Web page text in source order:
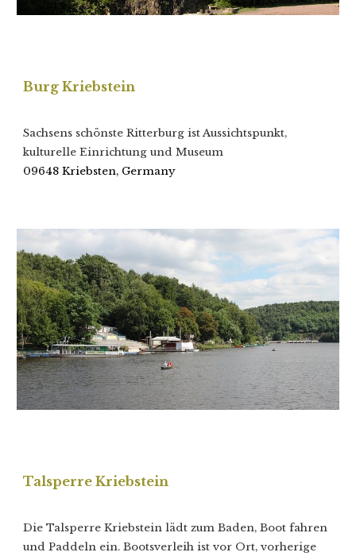
Burg Kriebstein
Sachsens schönste Ritterburg ist Aussichtspunkt,
kulturelle Einrichtung und Museum
09648 Kriebsten, Germany
Talsperre Kriebstein
Die Talsperre Kriebstein lädt zum Baden, Boot fahren
und Paddeln ein. Bootsverleih ist vor Ort, vorherige